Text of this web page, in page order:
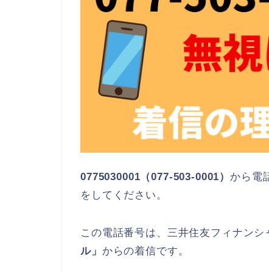
0775030001（077-503-0001） から電
をしてください。
この電話番号は、三井住友フィナン
ル」 からの着信です。